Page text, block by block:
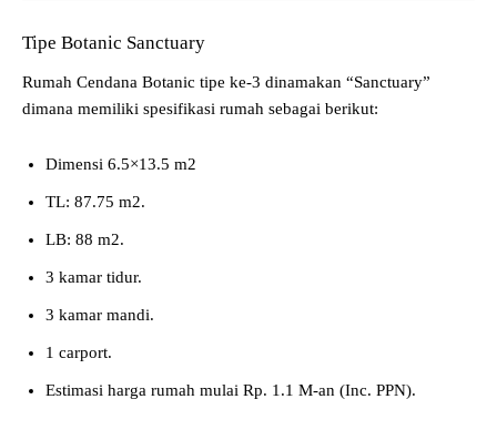
Tipe Botanic Sanctuary
Rumah Cendana Botanic tipe ke-3 dinamakan “Sanctuary”
dimana memiliki spesifikasi rumah sebagai berikut:
Dimensi 6.5×13.5 m2
TL: 87.75 m2.
LB: 88 m2.
3 kamar tidur.
3 kamar mandi.
1 carport.
Estimasi harga rumah mulai Rp. 1.1 M-an (Inc. PPN).